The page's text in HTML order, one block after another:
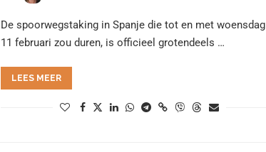
De spoorwegstaking in Spanje die tot en met woensdag
11 februari zou duren, is officieel grotendeels …
LEES MEER